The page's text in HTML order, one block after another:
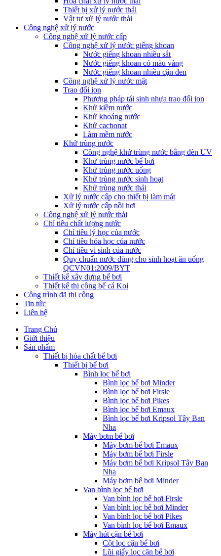
Thiết bị xử lý nước thải
Vật tư xử lý nước thải
Công nghệ xử lý nước
Công nghệ xử lý nước cấp
Công nghệ xử lý nước giếng khoan
Nước giếng khoan nhiều sắt
Nước giếng khoan có màu vàng
Nước giếng khoan nhiều cặn đen
Công nghệ xử lý nước mặt
Trao đổi ion
Phương pháp tái sinh nhựa trao đổi ion
Khử kiềm nước
Khử khoáng nước
Khử cacbonat
Làm mềm nước
Khử trùng nước
Công nghệ khử trùng nước bằng đèn UV
Khử trùng nước bể bơi
Khử trùng nước uống
Khử trùng nước sinh hoạt
Khử trùng nước thải
Xử lý nước cấp cho thiết bị làm mát
Xử lý nước cấp nồi hơi
Công nghệ xử lý nước thải
Chỉ tiêu chất lượng nước
Chỉ tiêu lý học của nước
Chỉ tiêu hóa học của nước
Chỉ tiêu vi sinh của nước
Quy chuẩn nước dùng cho sinh hoạt ăn uống
QCVN01:2009/BYT
Thiết kế xây dựng bể bơi
Thiết kế thi công bể cá Koi
Công trình đã thi công
Tin tức
Liên hệ
Trang Chủ
Giới thiệu
Sản phẩm
Thiết bị hóa chất bể bơi
Thiết bị bể bơi
Bình lọc bể bơi
Bình lọc bể bơi Minder
Bình lọc bể bơi Firsle
Bình lọc bể bơi Pikes
Bình lọc bể bơi Emaux
Bình lọc bể bơi Kripsol Tây Ban
Nha
Máy bơm bể bơi
Máy bơm bể bơi Emaux
Máy bơm bể bơi Firsle
Máy bơm bể bơi Kripsol Tây Ban
Nha
Máy bơm bể bơi Minder
Van bình lọc bể bơi
Van bình lọc bể bơi Firsle
Van bình lọc bể bơi Minder
Van bình lọc bể bơi Pikes
Van bình lọc bể bơi Emaux
Máy hút cặn bể bơi
Cột lọc cặn bể bơi
Lõi giấy lọc cặn bể bơi